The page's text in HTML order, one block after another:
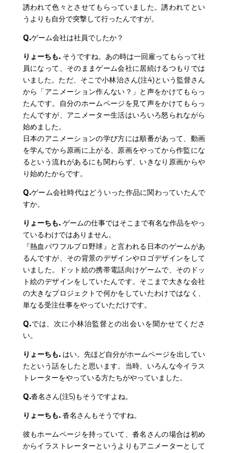
誘われて色々とさせてもらっていました。誘われてとい
うよりも自分で突撃して行ったんですが。
Q.ゲーム会社は社員でしたか？
りょーちも. そうですね。あの時は一回雇ってもらって社
員になって、そのままゲーム会社に居続けるつもりでは
いました。ただ、そこで小林治さん(注4)という監督さん
から「アニメーション作んない？」と声をかけてもらっ
たんです。自分のホームページを見て声をかけてもらっ
たんですが、アニメーター生活はいろいろ怒られながら
始めました。
日本のアニメーションの学び方には順番があって、動画
を学んでから原画に上がる、原画をやってから作監にな
るという流れがあるにも関わらず、いきなり原画からや
り始めたからです。
Q.ゲーム会社時代はどういった作品に関わっていたんで
すか。
りょーちも. ゲームの仕事ではそこまで有名な作品をやっ
ているわけではありません。
『熱血パワフルプロ野球』と言われる日本のゲームがあ
るんですが、その背景のデザインやロゴデザインをして
いました。ドット絵の携帯電話向けゲームで、そのドッ
ト絵のデザインをしていたんです。そこまで大きな会社
の大きなプロジェクトで何かをしていたわけではなく、
単なる受注仕事をやっていただけです。
Q.では、次に小林治監督との出会いを聞かせてくださ
い。
りょーちも. はい。先ほど自分がホームページを出してい
たという話をしたと思います。当時、いろんな今イラス
トレーターをやっている方たちがやっていました。
Q.沓名さん(注5)もそうですよね。
りょーちも. 沓名さんもそうですね。
彼もホームページを持っていて、沓名さんの場合は初め
からイラストレーターというよりもアニメーターとして